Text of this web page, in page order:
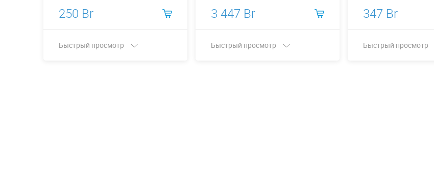
250 Br
Быстрый просмотр
3 447 Br
Быстрый просмотр
347 Br
Быстрый просмотр